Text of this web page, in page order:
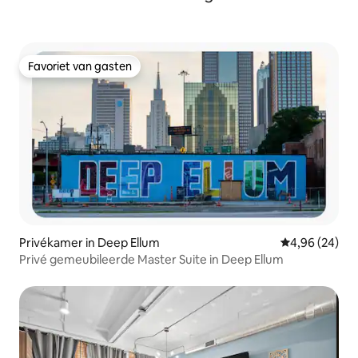
Favoriet van gasten
Favoriet van gasten
Privékamer in Deep Ellum Gemiddelde
4,96 (24)
Privé gemeubileerde Master Suite in Deep Ellum